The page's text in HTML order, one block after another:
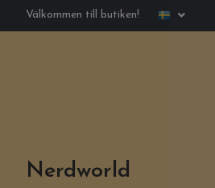
Välkommen till butiken!
Nerdworld